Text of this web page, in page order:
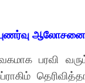
பரவி